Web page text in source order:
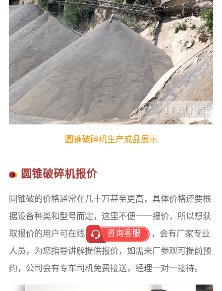
圆锥破碎机生产成品展示
圆锥破碎机报价
圆锥破的价格通常在几十万甚至更高，具体价格还要根
据设备种类和型号而定，这里不便一一报价，所以想获
取报价的用户可在线
咨询客服
，会有厂家专业
人员，为您指导讲解提供报价，如需来厂参观可提前预
约，公司会有专车司机免费接送，经理一对一接待。